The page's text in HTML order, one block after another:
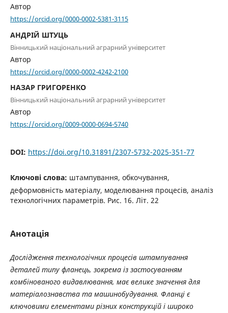
Автор
https://orcid.org/0000-0002-5381-3115
АНДРІЙ ШТУЦЬ
Вінницький національний аграрний університет
Автор
https://orcid.org/0000-0002-4242-2100
НАЗАР ГРИГОРЕНКО
Вінницький національний аграрний університет
Автор
https://orcid.org/0009-0000-0694-5740
DOI: https://doi.org/10.31891/2307-5732-2025-351-77
Ключові слова: штампування, обкочування,
деформовність матеріалу, моделювання процесів, аналіз
технологічних параметрів. Рис. 16. Літ. 22
Анотація
Дослідження технологічних процесів штампування
деталей типу фланець, зокрема із застосуванням
комбінованого видавлювання, має велике значення для
матеріалознавства та машинобудування. Фланці є
ключовими елементами різних конструкцій і широко